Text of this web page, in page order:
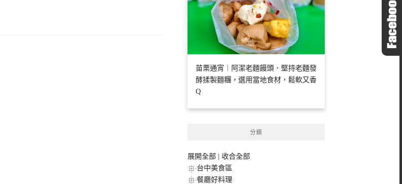
苗栗通宵︱阿潔老麵饅頭．堅持老麵發
酵揉製麵糰，選用當地食材，鬆軟又香
Q
分類
展開全部
收合全部
台中美食區
餐廳好料理